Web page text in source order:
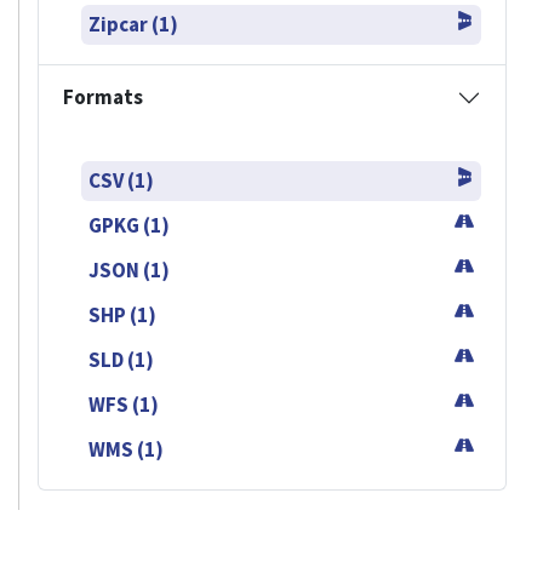
Zipcar (1)
Formats
CSV (1)
GPKG (1)
JSON (1)
SHP (1)
SLD (1)
WFS (1)
WMS (1)